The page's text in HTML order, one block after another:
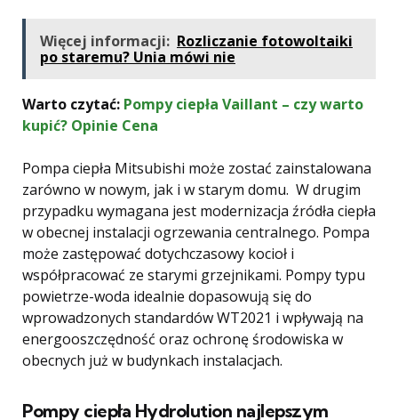
Więcej informacji: Rozliczanie fotowoltaiki
po staremu? Unia mówi nie
Warto czytać: Pompy ciepła Vaillant – czy warto
kupić? Opinie Cena
Pompa ciepła Mitsubishi może zostać zainstalowana
zarówno w nowym, jak i w starym domu. W drugim
przypadku wymagana jest modernizacja źródła ciepła
w obecnej instalacji ogrzewania centralnego. Pompa
może zastępować dotychczasowy kocioł i
współpracować ze starymi grzejnikami. Pompy typu
powietrze-woda idealnie dopasowują się do
wprowadzonych standardów WT2021 i wpływają na
energooszczędność oraz ochronę środowiska w
obecnych już w budynkach instalacjach.
Pompy ciepła Hydrolution najlepszym